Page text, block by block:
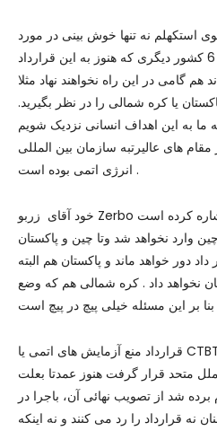
استکهلم نه تنها خوش بینی در مورد
ایران و اسرائیل پایه ندارد بلکه 6 کشور دیگری که هنوز به این قرارداد
هم گامی در این راه نخواهند نهاد مثلا
یا کره شمالی را در نظر بگیرید.
ما به این اهداف انسانی نزدیک شویم
های عالیرتبه سازمان بین المللی
انرژی اتمی بوده است .
خود آقای زربو Zerbo در مصاحبه اش به این مشلات اشاره کرده است
وارد نخواهد شد وتا چین و پاکستان
دور خواهد ماند و پاکستان هم البته
نخواهد داد . کره شمالی هم که وضع
قرارداد منع آزمایش های اتمی یا CTBT که در سال 1996 مورد پذیرش
متحد قرار گرفت هنوز عمدتا بعلت
نام برده شد از تصویب نهائی آن، باجرا در
نه قرارداد را رد می کنند و نه اینکه